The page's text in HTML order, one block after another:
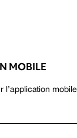
MOBILE
l’application mobile